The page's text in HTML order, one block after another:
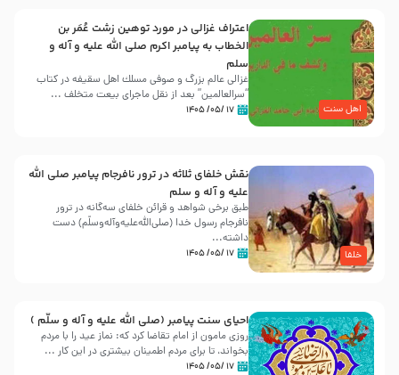
اهل سنت
اعتراف غزالی در مورد توهین زشت عُمَر بن
الخطاب به پیامبر اکرم صلی الله علیه و آله و
سلم
غزالی عالم بزرگ و صوفی مسلك اهل سقيفه در کتاب
“سرالعالمین” بعد از نقل ماجرای بیعت متخلف ...
۱۷ /۰۵/ ۱۴۰۵
خلفا
نقش خلفای ثلاثه در ترور نافرجام پیامبر صلی الله
علیه و آله و سلم
طبق برخی شواهد و قرائن خلفای سه‌گانه در ترور
نافرجام رسول خدا (صلی‌الله‌علیه‌و‌آله‌وسلّم) دست
داشته‌...
۱۷ /۰۵/ ۱۴۰۵
احیای سنت پیامبر (صلی الله علیه و آله و سلّم )
روزی مامون از امام تقاضا کرد که: نماز عید را با مردم
بخواند، تا برای مردم اطمینان بیشتری در این کار ...
۱۷ /۰۵/ ۱۴۰۵